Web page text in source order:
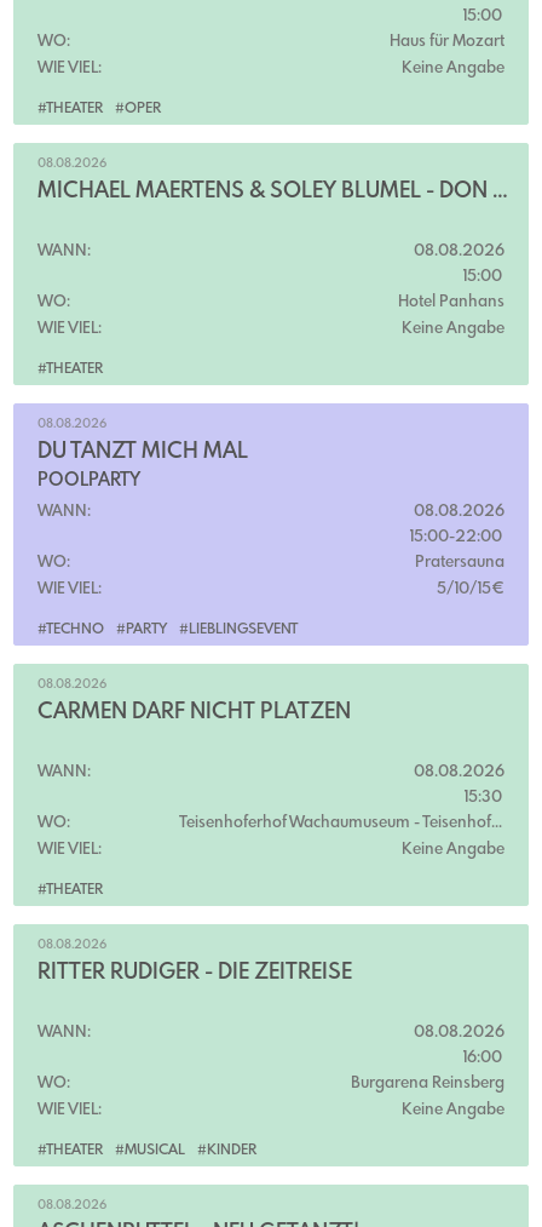
#THEATER #OPER
15:00
WO:
Haus für Mozart
WIE VIEL:
Keine Angabe
#THEATER
08.08.2026
MICHAEL MAERTENS & SOLEY BLÜMEL - DON QUIJOTE
WANN:
08.08.2026
15:00
WO:
Hotel Panhans
WIE VIEL:
Keine Angabe
#TECHNO #PARTY #LIEBLINGSEVENT
08.08.2026
DU TANZT MICH MAL
POOLPARTY
WANN:
08.08.2026
15:00-22:00
WO:
Pratersauna
WIE VIEL:
5/10/15€
#THEATER
08.08.2026
CARMEN DARF NICHT PLATZEN
WANN:
08.08.2026
15:30
WO:
Teisenhoferhof Wachaumuseum - Teisenhoferhof
WIE VIEL:
Keine Angabe
#THEATER #MUSICAL #KINDER
08.08.2026
RITTER RÜDIGER - DIE ZEITREISE
WANN:
08.08.2026
16:00
WO:
Burgarena Reinsberg
WIE VIEL:
Keine Angabe
08.08.2026